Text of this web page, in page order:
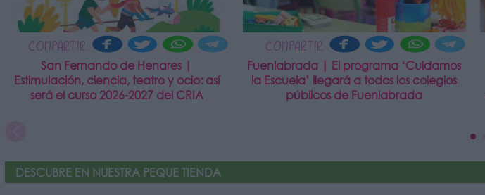
COMPARTIR:
San Fernando de Henares |
Estimulación, ciencia, teatro y ocio: así
será el curso 2026-2027 del CRIA
COMPARTIR:
Fuenlabrada | El programa ‘Cuidamos
la Escuela’ llegará a todos los colegios
públicos de Fuenlabrada
DESCUBRE EN NUESTRA PEQUE TIENDA